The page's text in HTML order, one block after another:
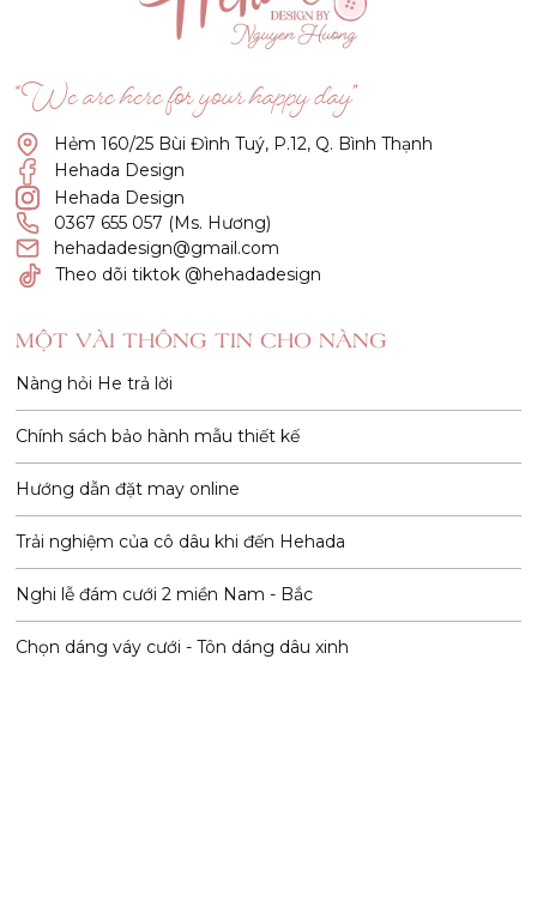
“We are here for your happy day”
Hẻm 160/25 Bùi Đình Tuý, P.12, Q. Bình Thạnh
Hehada Design
Hehada Design
0367 655 057 (Ms. Hương)
hehadadesign@gmail.com
Theo dõi tiktok @hehadadesign
MỘT VÀI THÔNG TIN CHO NÀNG
Nàng hỏi He trả lời
Chính sách bảo hành mẫu thiết kế
Hướng dẫn đặt may online
Trải nghiệm của cô dâu khi đến Hehada
Nghi lễ đám cưới 2 miền Nam - Bắc
Chọn dáng váy cưới - Tôn dáng dâu xinh